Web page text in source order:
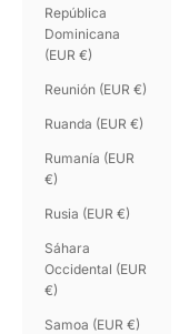
República
Dominicana
(EUR €)
Reunión (EUR €)
Ruanda (EUR €)
Rumanía (EUR
€)
Rusia (EUR €)
Sáhara
Occidental (EUR
€)
Samoa (EUR €)